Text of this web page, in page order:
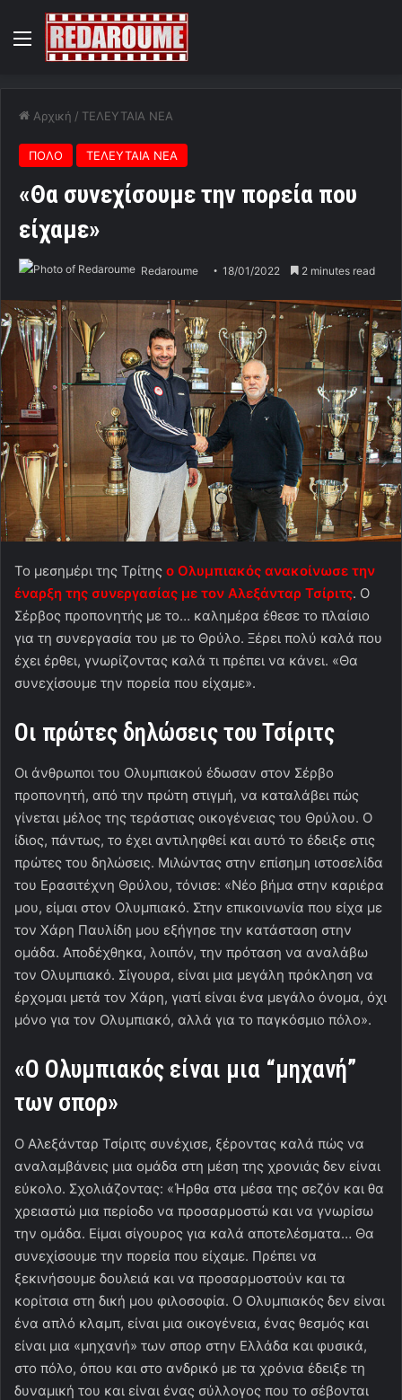
Menu
Αρχική / ΤΕΛΕΥΤΑΙΑ ΝΕΑ
ΠΟΛΟ ΤΕΛΕΥΤΑΙΑ ΝΕΑ
«Θα συνεχίσουμε την πορεία που
είχαμε»
Redaroume 18/01/2022 2 minutes read
Το μεσημέρι της Τρίτης ο Ολυμπιακός ανακοίνωσε την
έναρξη της συνεργασίας με τον Αλεξάνταρ Τσίριτς. Ο
Σέρβος προπονητής με το… καλημέρα έθεσε το πλαίσιο
για τη συνεργασία του με το Θρύλο. Ξέρει πολύ καλά που
έχει έρθει, γνωρίζοντας καλά τι πρέπει να κάνει. «Θα
συνεχίσουμε την πορεία που είχαμε».
Οι πρώτες δηλώσεις του Τσίριτς
Οι άνθρωποι του Ολυμπιακού έδωσαν στον Σέρβο
προπονητή, από την πρώτη στιγμή, να καταλάβει πώς
γίνεται μέλος της τεράστιας οικογένειας του Θρύλου. Ο
ίδιος, πάντως, το έχει αντιληφθεί και αυτό το έδειξε στις
πρώτες του δηλώσεις. Μιλώντας στην επίσημη ιστοσελίδα
του Ερασιτέχνη Θρύλου, τόνισε: «Νέο βήμα στην καριέρα
μου, είμαι στον Ολυμπιακό. Στην επικοινωνία που είχα με
τον Χάρη Παυλίδη μου εξήγησε την κατάσταση στην
ομάδα. Αποδέχθηκα, λοιπόν, την πρόταση να αναλάβω
τον Ολυμπιακό. Σίγουρα, είναι μια μεγάλη πρόκληση να
έρχομαι μετά τον Χάρη, γιατί είναι ένα μεγάλο όνομα, όχι
μόνο για τον Ολυμπιακό, αλλά για το παγκόσμιο πόλο».
«Ο Ολυμπιακός είναι μια “μηχανή”
των σπορ»
Ο Αλεξάνταρ Τσίριτς συνέχισε, ξέροντας καλά πώς να
αναλαμβάνεις μια ομάδα στη μέση της χρονιάς δεν είναι
εύκολο. Σχολιάζοντας: «Ήρθα στα μέσα της σεζόν και θα
χρειαστώ μια περίοδο να προσαρμοστώ και να γνωρίσω
την ομάδα. Είμαι σίγουρος για καλά αποτελέσματα… Θα
συνεχίσουμε την πορεία που είχαμε. Πρέπει να
ξεκινήσουμε δουλειά και να προσαρμοστούν και τα
κορίτσια στη δική μου φιλοσοφία. Ο Ολυμπιακός δεν είναι
ένα απλό κλαμπ, είναι μια οικογένεια, ένας θεσμός και
είναι μια «μηχανή» των σπορ στην Ελλάδα και φυσικά,
στο πόλο, όπου και στο ανδρικό με τα χρόνια έδειξε τη
δυναμική του και είναι ένας σύλλογος που το σέβονται